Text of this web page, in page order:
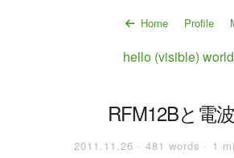
Home Profile
hello (visible)
RFM12Bと電
2011.11.26 · 481 words · 1